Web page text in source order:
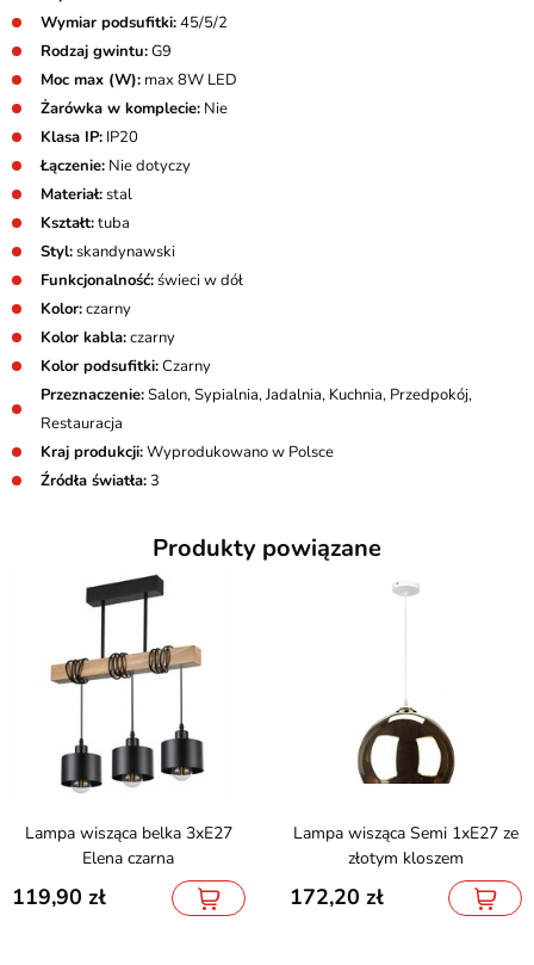
Wymiar podsufitki:45/5/2
Rodzaj gwintu:G9
Moc max (W): max 8W LED
Żarówka w komplecie: Nie
Klasa IP: IP20
Łączenie: Nie dotyczy
Materiał:stal
Kształt:tuba
Styl:skandynawski
Funkcjonalność:świeci w dół
Kolor:czarny
Kolor kabla:czarny
Kolor podsufitki:Czarny
Przeznaczenie:Salon, Sypialnia, Jadalnia, Kuchnia, Przedpokój,
Restauracja
Kraj produkcji:Wyprodukowano w Polsce
Źródła światła:3
Produkty powiązane
Lampa wisząca belka 3xE27
Elena czarna
119,90
Lampa wisząca Semi 1xE27 ze
złotym kloszem
172,20